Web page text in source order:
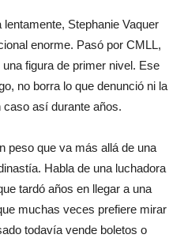
Stephanie Vaquer
enorme. Pasó por CMLL,
figura de primer nivel. Ese
no borra lo que denunció ni la
así durante años.
peso que va más allá de una
Habla de una luchadora
tardó años en llegar a una
muchas veces prefiere mirar
todavía vende boletos o